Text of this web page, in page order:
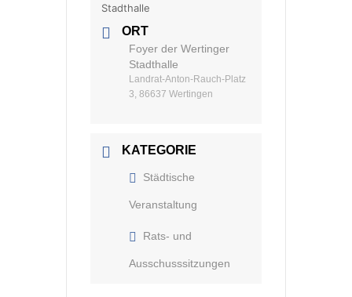
ORT
Foyer der Wertinger
Stadthalle
Landrat-Anton-Rauch-Platz
3, 86637 Wertingen
KATEGORIE
Städtische
Veranstaltung
Rats- und
Ausschusssitzungen